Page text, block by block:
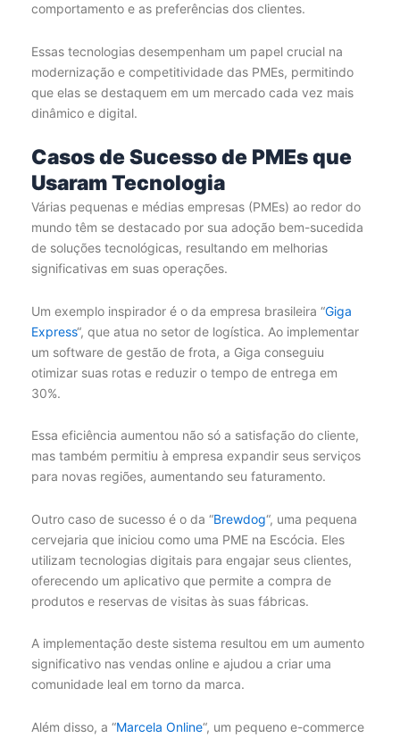
comportamento e as preferências dos clientes.
Essas tecnologias desempenham um papel crucial na
modernização e competitividade das PMEs, permitindo
que elas se destaquem em um mercado cada vez mais
dinâmico e digital.
Casos de Sucesso de PMEs que
Usaram Tecnologia
Várias pequenas e médias empresas (PMEs) ao redor do
mundo têm se destacado por sua adoção bem-sucedida
de soluções tecnológicas, resultando em melhorias
significativas em suas operações.
Um exemplo inspirador é o da empresa brasileira “Giga
Express“, que atua no setor de logística. Ao implementar
um software de gestão de frota, a Giga conseguiu
otimizar suas rotas e reduzir o tempo de entrega em
30%.
Essa eficiência aumentou não só a satisfação do cliente,
mas também permitiu à empresa expandir seus serviços
para novas regiões, aumentando seu faturamento.
Outro caso de sucesso é o da “Brewdog“, uma pequena
cervejaria que iniciou como uma PME na Escócia. Eles
utilizam tecnologias digitais para engajar seus clientes,
oferecendo um aplicativo que permite a compra de
produtos e reservas de visitas às suas fábricas.
A implementação deste sistema resultou em um aumento
significativo nas vendas online e ajudou a criar uma
comunidade leal em torno da marca.
Além disso, a “Marcela Online“, um pequeno e-commerce